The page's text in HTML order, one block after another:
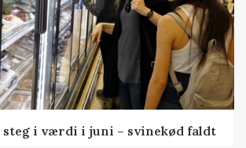
steg i værdi i juni – svinekød faldt